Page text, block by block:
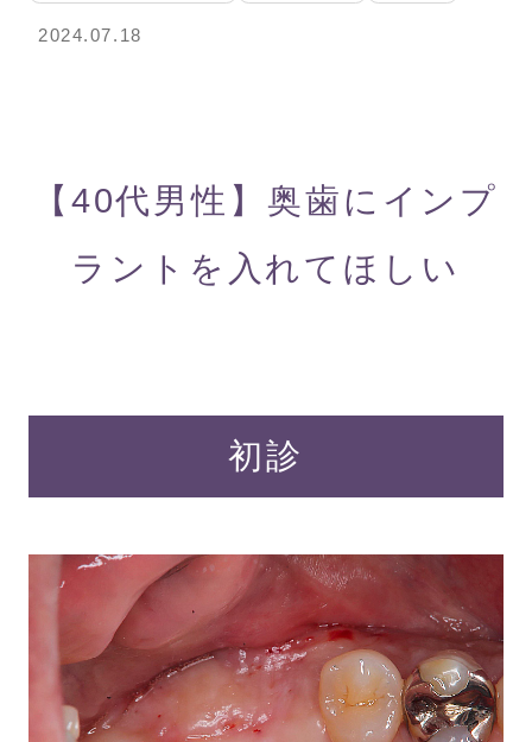
2024.07.18
【40代男性】奥歯にインプ
ラントを入れてほしい
初診